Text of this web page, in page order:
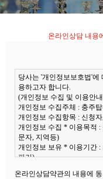
온라인상담 내용
온라인상담약관의 내용에